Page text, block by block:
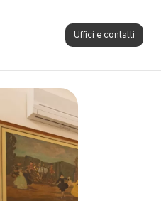
Uffici e contatti